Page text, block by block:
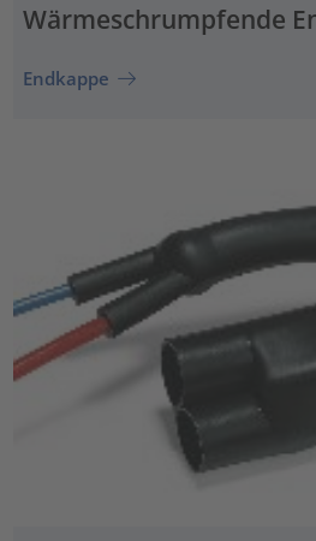
Wärmeschrumpfende
Endkappe